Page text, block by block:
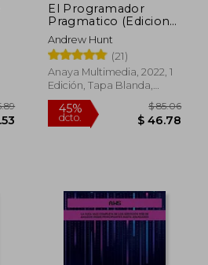
45%
El Programador
Pragmatico (Edicion
Especial)
Andrew Hunt
(21)
Anaya Multimedia, 2022, 1
Edición, Tapa Blanda,
Nuevo